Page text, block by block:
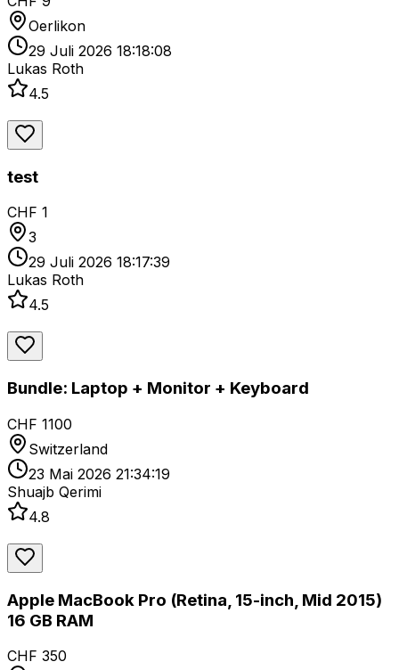
Oerlikon
29 Juli 2026 18:18:08
Lukas Roth
4.5
test
CHF 1
3
29 Juli 2026 18:17:39
Lukas Roth
4.5
Bundle: Laptop + Monitor + Keyboard
CHF 1100
Switzerland
23 Mai 2026 21:34:19
Shuajb Qerimi
4.8
Apple MacBook Pro (Retina, 15-inch, Mid 2015)
16 GB RAM
CHF 350